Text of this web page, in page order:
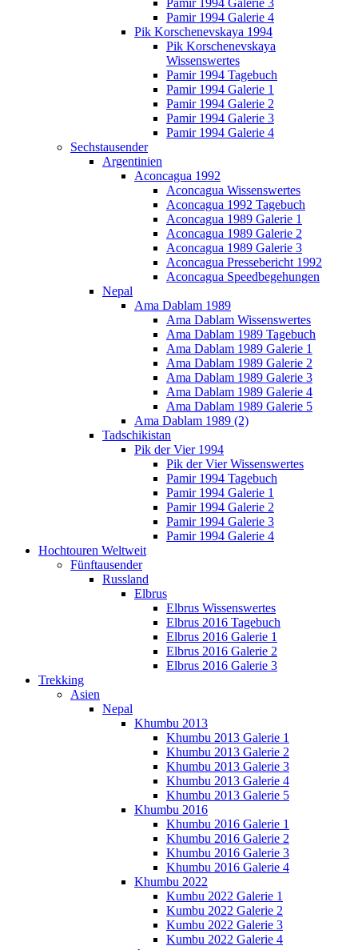
Pamir 1994 Galerie 3
Pamir 1994 Galerie 4
Pik Korschenevskaya 1994
Pik Korschenevskaya
Wissenswertes
Pamir 1994 Tagebuch
Pamir 1994 Galerie 1
Pamir 1994 Galerie 2
Pamir 1994 Galerie 3
Pamir 1994 Galerie 4
Sechstausender
Argentinien
Aconcagua 1992
Aconcagua Wissenswertes
Aconcagua 1992 Tagebuch
Aconcagua 1989 Galerie 1
Aconcagua 1989 Galerie 2
Aconcagua 1989 Galerie 3
Aconcagua Pressebericht 1992
Aconcagua Speedbegehungen
Nepal
Ama Dablam 1989
Ama Dablam Wissenswertes
Ama Dablam 1989 Tagebuch
Ama Dablam 1989 Galerie 1
Ama Dablam 1989 Galerie 2
Ama Dablam 1989 Galerie 3
Ama Dablam 1989 Galerie 4
Ama Dablam 1989 Galerie 5
Ama Dablam 1989 (2)
Tadschikistan
Pik der Vier 1994
Pik der Vier Wissenswertes
Pamir 1994 Tagebuch
Pamir 1994 Galerie 1
Pamir 1994 Galerie 2
Pamir 1994 Galerie 3
Pamir 1994 Galerie 4
Hochtouren Weltweit
Fünftausender
Russland
Elbrus
Elbrus Wissenswertes
Elbrus 2016 Tagebuch
Elbrus 2016 Galerie 1
Elbrus 2016 Galerie 2
Elbrus 2016 Galerie 3
Trekking
Asien
Nepal
Khumbu 2013
Khumbu 2013 Galerie 1
Khumbu 2013 Galerie 2
Khumbu 2013 Galerie 3
Khumbu 2013 Galerie 4
Khumbu 2013 Galerie 5
Khumbu 2016
Khumbu 2016 Galerie 1
Khumbu 2016 Galerie 2
Khumbu 2016 Galerie 3
Khumbu 2016 Galerie 4
Khumbu 2022
Kumbu 2022 Galerie 1
Kumbu 2022 Galerie 2
Kumbu 2022 Galerie 3
Kumbu 2022 Galerie 4